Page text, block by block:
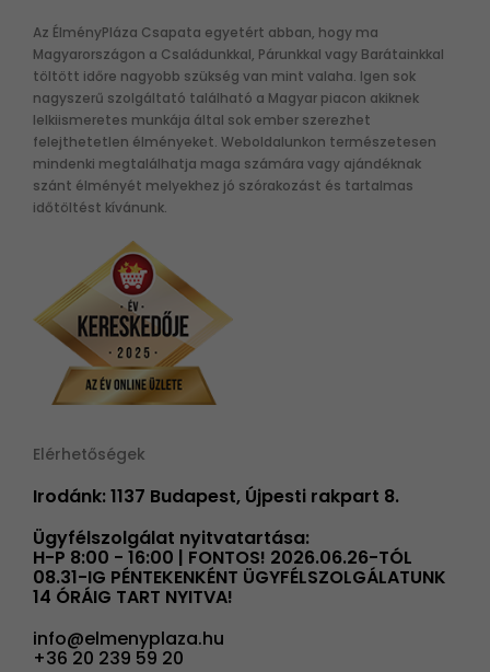
Az ÉlményPláza Csapata egyetért abban, hogy ma
Magyarországon a Családunkkal, Párunkkal vagy Barátainkkal
töltött időre nagyobb szükség van mint valaha. Igen sok
nagyszerű szolgáltató található a Magyar piacon akiknek
lelkiismeretes munkája által sok ember szerezhet
felejthetetlen élményeket. Weboldalunkon természetesen
mindenki megtalálhatja maga számára vagy ajándéknak
szánt élményét melyekhez jó szórakozást és tartalmas
időtöltést kívánunk.
Elérhetőségek
Irodánk: 1137 Budapest, Újpesti rakpart 8.
Ügyfélszolgálat nyitvatartása:
H-P 8:00 - 16:00 | FONTOS! 2026.06.26-TÓL
08.31-IG PÉNTEKENKÉNT ÜGYFÉLSZOLGÁLATUNK
14 ÓRÁIG TART NYITVA!
info@elmenyplaza.hu
+36 20 239 59 20